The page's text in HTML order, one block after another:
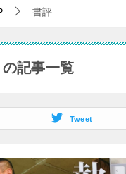
書評
の記事一覧
Tweet